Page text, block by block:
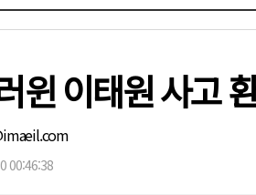
윈 이태원 사고
00:46:38